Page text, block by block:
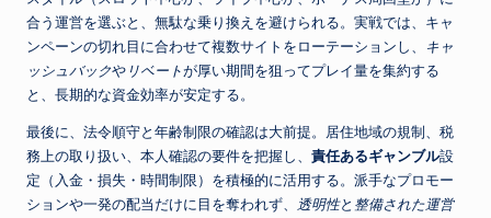
合う運営を選ぶと、無駄な乗り換えを避けられる。実戦では、キャ
ンペーンの切れ目に合わせて複数サイトをローテーションし、
キャ
ッシュバックや リベートが厚い期間を狙ってプレイ量を集約する
と、長期的な資金効率が安定する。
最後に、法令順守と年齢制限の確認は大前提。居住地域の規制、税
務上の取り扱い、本人確認の要件を把握し、 責任あるギャンブル設
定（入金・損失・時間制限）を積極的に活用する。派手なプロモー
ションや一発の配当だけに目を奪われず、 透明性と 整備された運営